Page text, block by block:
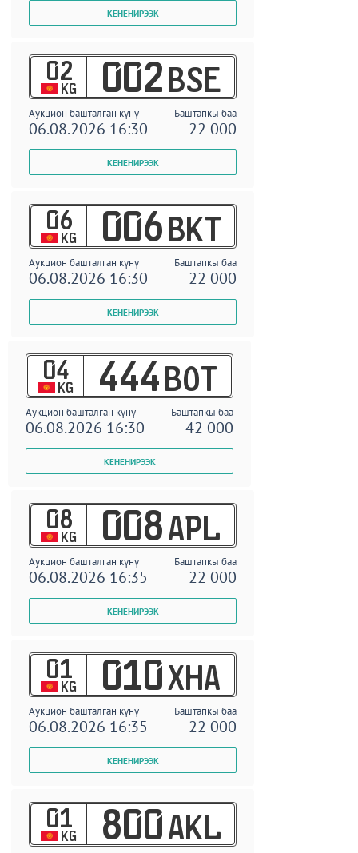
02
KG 002 BSE
Аукцион башталган күнү Баштапкы баа
06.08.2026 16:30 22 000
06
KG 006 BKT
Аукцион башталган күнү Баштапкы баа
06.08.2026 16:30 22 000
04
KG 444 BOT
Аукцион башталган күнү Баштапкы баа
06.08.2026 16:30 42 000
08
KG 008 APL
Аукцион башталган күнү Баштапкы баа
06.08.2026 16:35 22 000
01
KG 010 XHA
Аукцион башталган күнү Баштапкы баа
06.08.2026 16:35 22 000
01
KG 800 AKL